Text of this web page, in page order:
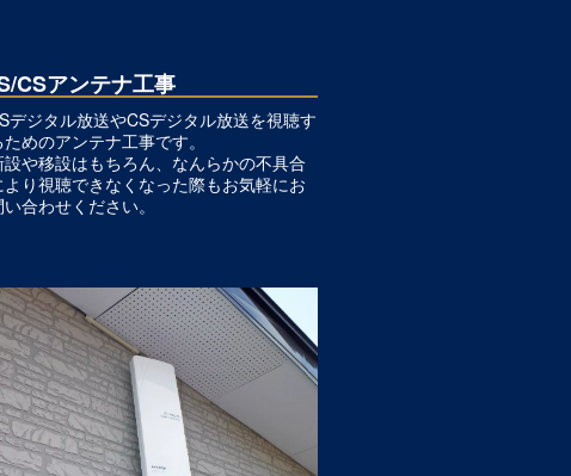
CSアンテナ工事
デジタル放送やCSデジタル放送を視聴す
ためのアンテナ工事です。
設や移設はもちろん、なんらかの不具合
より視聴できなくなった際もお気軽にお
い合わせください。